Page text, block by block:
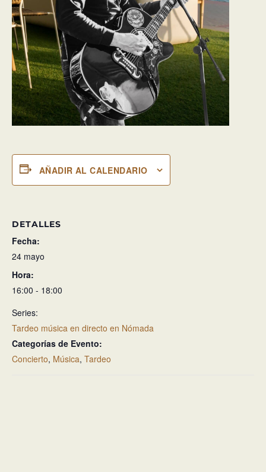
AÑADIR AL CALENDARIO
DETALLES
Fecha:
24 mayo
Hora:
16:00 - 18:00
Series:
Tardeo música en directo en Nómada
Categorías de Evento:
Concierto, Música, Tardeo